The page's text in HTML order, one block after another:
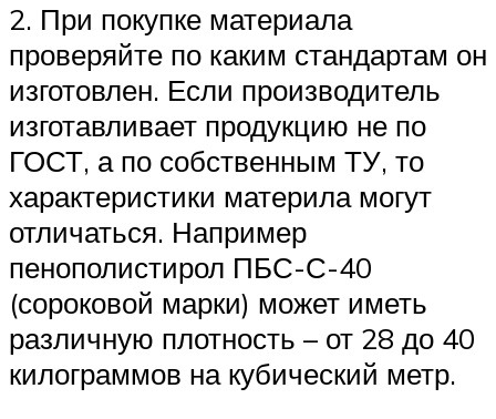
2. При покупке материала
проверяйте по каким стандартам он
изготовлен. Если производитель
изготавливает продукцию не по
ГОСТ, а по собственным ТУ, то
характеристики материла могут
отличаться. Например
пенополистирол ПБС-С-40
(сороковой марки) может иметь
различную плотность – от 28 до 40
килограммов на кубический метр.